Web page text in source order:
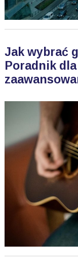
Jak wybrać
Poradnik